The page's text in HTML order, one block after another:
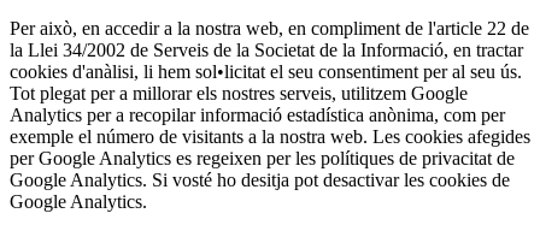
Per això, en accedir a la nostra web, en compliment de l'article 22 de
la Llei 34/2002 de Serveis de la Societat de la Informació, en tractar
cookies d'anàlisi, li hem sol•licitat el seu consentiment per al seu ús.
Tot plegat per a millorar els nostres serveis, utilitzem Google
Analytics per a recopilar informació estadística anònima, com per
exemple el número de visitants a la nostra web. Les cookies afegides
per Google Analytics es regeixen per les polítiques de privacitat de
Google Analytics. Si vosté ho desitja pot desactivar les cookies de
Google Analytics.